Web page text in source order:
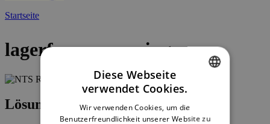
Startseite
lagerfeuer_news.jpg
Lösungen
ENGLISH
GERMAN
Diese Webseite
verwendet Cookies.
Wir verwenden Cookies, um die
Benutzerfreundlichkeit unserer Website zu